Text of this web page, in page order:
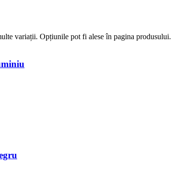
variații. Opțiunile pot fi alese în pagina produsului.